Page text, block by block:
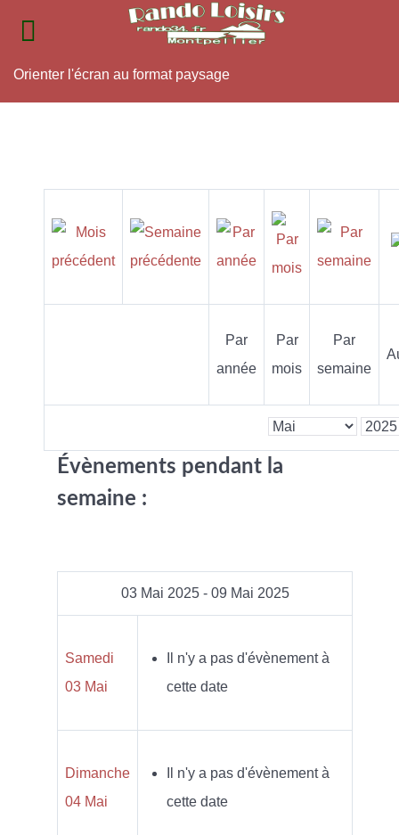
Orienter l'écran au format paysage
Par
année
Par
mois
Par
semaine
Évènements pendant la
semaine :
03 Mai 2025 - 09 Mai 2025
Samedi
03 Mai
Il n'y a pas d'évènement à
cette date
Dimanche
04 Mai
Il n'y a pas d'évènement à
cette date